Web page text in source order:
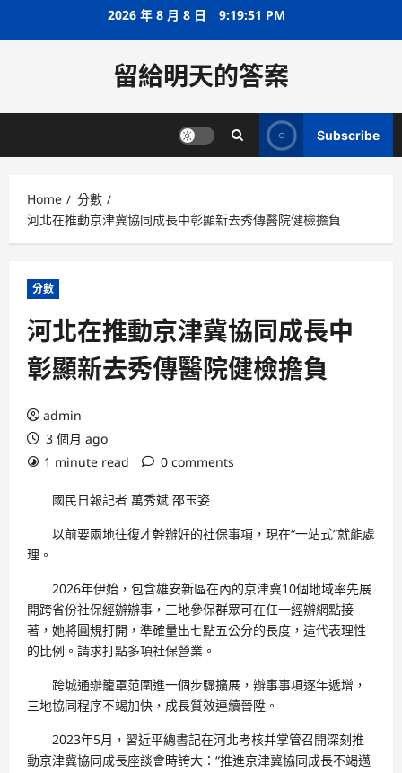
2026 年 8 月 8 日 9:19:52 PM
留給明天的答案
Subscribe
Home
分數
河北在推動京津冀協同成長中彰顯新去秀傳醫院健檢擔負
分數
河北在推動京津冀協同成長中
彰顯新去秀傳醫院健檢擔負
admin
3 個月 ago
1 minute read
0 comments
國民日報記者 萬秀斌 邵玉姿
以前要兩地往復才幹辦好的社保事項，現在“一站式”就能處
理。
2026年伊始，包含雄安新區在內的京津冀10個地域率先展
開跨省份社保經辦辦事，三地參保群眾可在任一經辦網點接
著，她將圓規打開，準確量出七點五公分的長度，這代表理性
的比例。請求打點多項社保營業。
跨城通辦籠罩范圍進一個步驟擴展，辦事事項逐年遞增，
三地協同程序不竭加快，成長質效連續晉陞。
2023年5月，習近平總書記在河北考核并掌管召開深刻推
動京津冀協同成長座談會時誇大：“推進京津冀協同成長不竭邁